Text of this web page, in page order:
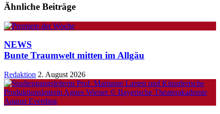
Ähnliche Beiträge
NEWS
Bunte Traumwelt mitten im Allgäu
Redaktion 2. August 2026